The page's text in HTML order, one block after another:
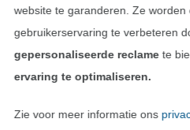
Recht op
website te garanderen. Ze worden
gebruikerservaring te verbeteren
gepersonaliseerde reclamete
ervaring te optimaliseren.
Zie voor meer informatie ons